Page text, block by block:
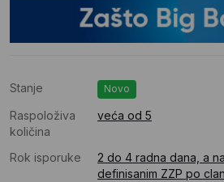
Stanje Novo
Raspoloživa
količina
veća od 5
Rok isporuke
2 do 4 radna dana, a
definisanim ZZP po